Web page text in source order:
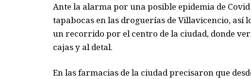
Ante la alarma por una posible epidemia de
tapabocas en las droguerías de Villavicencio,
un recorrido por el centro de la ciudad, donde
cajas y al detal.
En las farmacias de la ciudad precisaron que